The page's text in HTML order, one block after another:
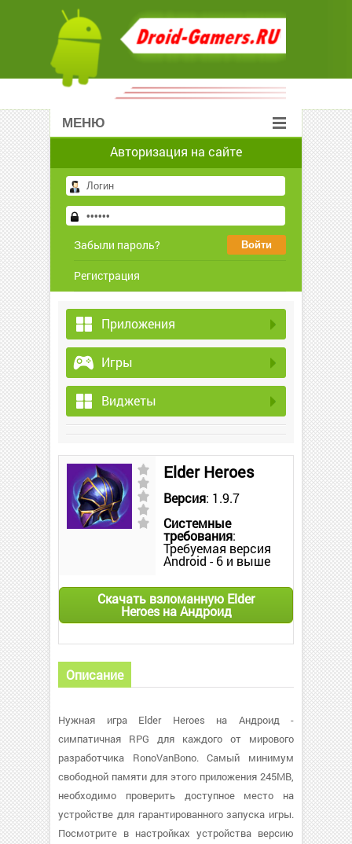
МЕНЮ
Авторизация на сайте
Забыли пароль?
Регистрация
Приложения
Игры
Виджеты
Elder Heroes
Версия: 1.9.7
Системные
требования:
Требуемая версия
Android - 6 и выше
Скачать взломанную Elder
Heroes на Андроид
Описание
Нужная игра Elder Heroes на Андроид -
симпатичная RPG для каждого от мирового
разработчика RonoVanBono. Самый минимум
свободной памяти для этого приложения 245MB,
необходимо проверить доступное место на
устройстве для гарантированного запуска игры.
Посмотрите в настройках устройства версию